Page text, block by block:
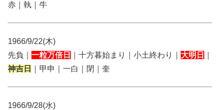
赤｜執｜牛
1966/9/22(木)
先負｜ 一粒万倍日 ｜十方暮始まり｜小土終わり｜ 大明日
神吉日
｜甲申｜一白｜閉｜奎
1966/9/28(水)